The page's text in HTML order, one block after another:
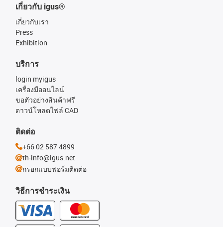
เกี่ยวกับ igus®
เกี่ยวกับเรา
Press
Exhibition
วิธีการชำระเงิน
บริการ
login myigus
เครื่องมืออนไลน์
ขอตัวอย่างสินค้าฟรี
ดาวน์โหลดไฟล์ CAD
ติดต่อ
+66 02 587 4899
th-info@igus.net
กรอกแบบฟอร์มติดต่อ